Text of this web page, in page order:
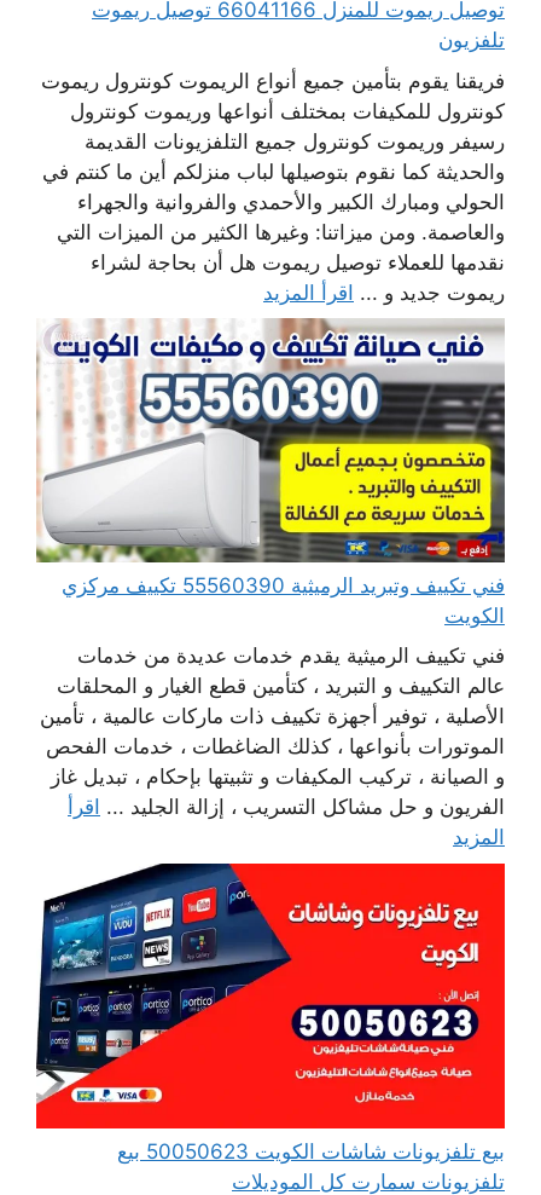
توصيل ريموت للمنزل 66041166 توصيل ريموت
تلفزيون
فريقنا يقوم بتأمين جميع أنواع الريموت كونترول ريموت
كونترول للمكيفات بمختلف أنواعها وريموت كونترول
رسيفر وريموت كونترول جميع التلفزيونات القديمة
والحديثة كما نقوم بتوصيلها لباب منزلكم أين ما كنتم في
الحولي ومبارك الكبير والأحمدي والفروانية والجهراء
والعاصمة. ومن ميزاتنا: وغيرها الكثير من الميزات التي
نقدمها للعملاء توصيل ريموت هل أن بحاجة لشراء
ريموت جديد و ... اقرأ المزيد
فني تكييف وتبريد الرميثية 55560390 تكييف مركزي
الكويت
فني تكييف الرميثية يقدم خدمات عديدة من خدمات
عالم التكييف و التبريد ، كتأمين قطع الغيار و المحلقات
الأصلية ، توفير أجهزة تكييف ذات ماركات عالمية ، تأمين
الموتورات بأنواعها ، كذلك الضاغطات ، خدمات الفحص
و الصيانة ، تركيب المكيفات و تثبيتها بإحكام ، تبديل غاز
الفريون و حل مشاكل التسريب ، إزالة الجليد ... اقرأ
المزيد
بيع تلفزيونات شاشات الكويت 50050623 بيع
تلفزيونات سمارت كل الموديلات